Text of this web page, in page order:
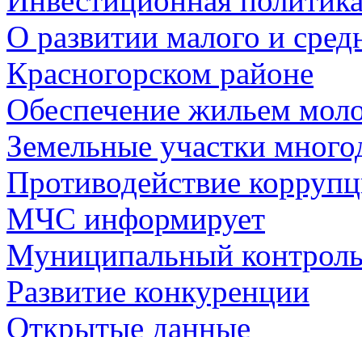
О развитии малого и
Красногорском районе
Обеспечение жильем
Земельные участки
Противодействие
МЧС информирует
Муниципальный
Развитие конкуренции
Открытые данные